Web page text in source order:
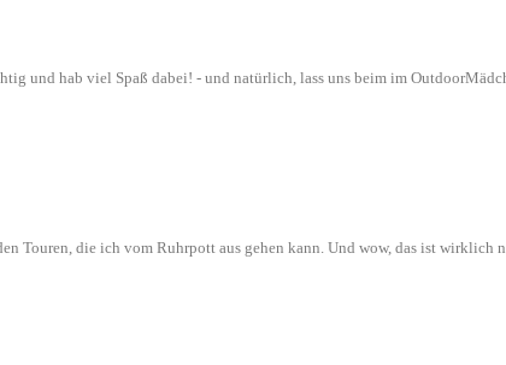
und hab viel Spaß dabei! - und natürlich, lass uns beim im
Touren, die ich vom Ruhrpott aus gehen kann. Und wow, das ist wirklich